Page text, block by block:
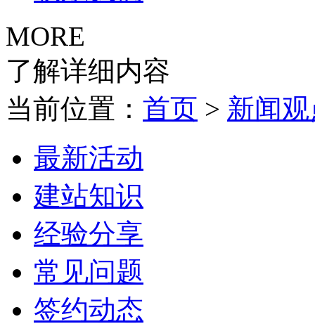
MORE
了解详细内容
当前位置： 首页 > 新闻
最新活动
建站知识
经验分享
常见问题
签约动态